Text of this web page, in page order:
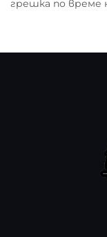
грешка по време